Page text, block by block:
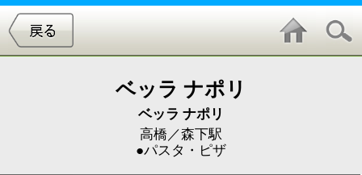
ベッラ ナポリ
高橋／森下駅
●パスタ・ピザ
クーポン 地 図 インタビュー